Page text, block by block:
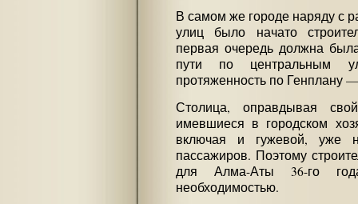
В самом же городе наряду с
улиц было начато
первая очередь должна
пути по центральным
протяженность по Генплану
Столица, оправдывая
имевшиеся в городском
включая и гужевой, уже
пассажиров. Поэтому
для Алма-Аты 36-го
необходимостью.